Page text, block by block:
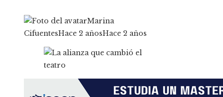
Marina
CifuentesHace 2 añosHace 2 años